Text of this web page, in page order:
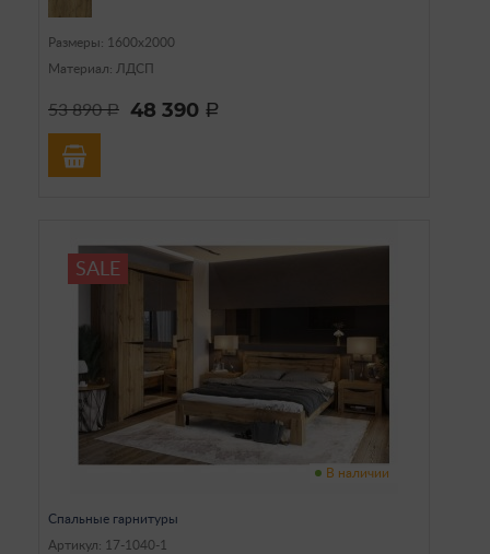
Размеры: 1600х2000
Материал: ЛДСП
53 890a 48 390 a
SALE
В наличии
Спальные гарнитуры
Артикул: 17-1040-1